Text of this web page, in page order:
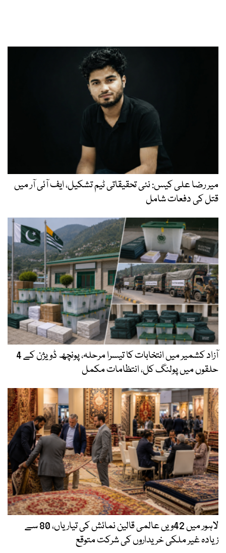
میر رضا علی کیس: نئی تحقیقاتی ٹیم تشکیل، ایف آئی آر میں
قتل کی دفعات شامل
آزاد کشمیر میں انتخابات کا تیسرا مرحلہ، پونچھ ڈویژن کے 4
حلقوں میں پولنگ کل، انتظامات مکمل
لاہور میں 42ویں عالمی قالین نمائش کی تیاریاں، 80 سے
زیادہ غیر ملکی خریداروں کی شرکت متوقع